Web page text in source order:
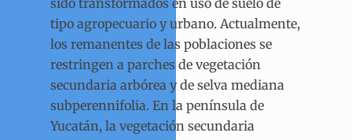
sido transformados en uso de suelo de
tipo agropecuario y urbano. Actualmente,
los remanentes de las poblaciones se
restringen a parches de vegetación
secundaria arbórea y de selva mediana
subperennifolia. En la península de
Yucatán, la vegetación secundaria